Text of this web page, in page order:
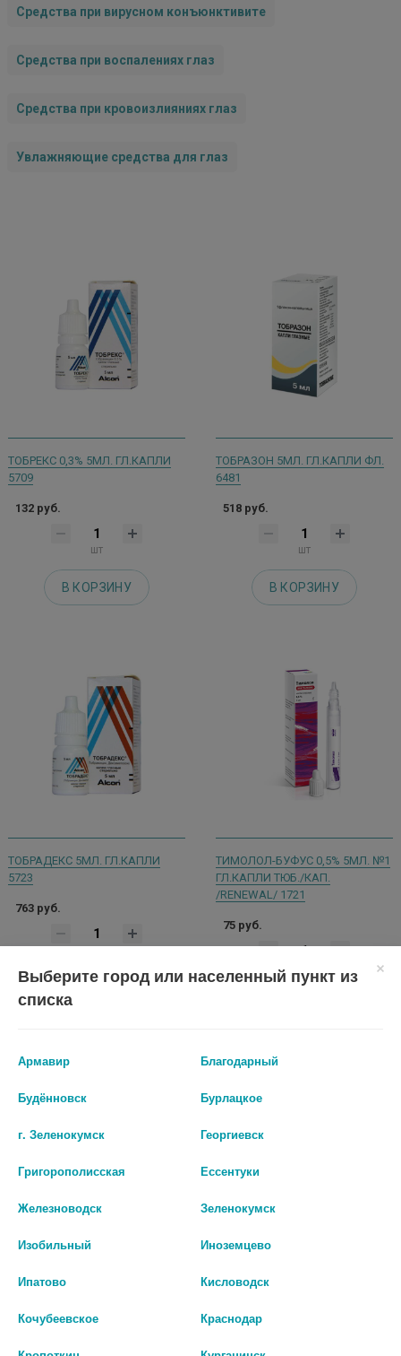
Средства при вирусном конъюнктивите
Средства при воспалениях глаз
Средства при кровоизлияниях глаз
Увлажняющие средства для глаз
ТОБРЕКС 0,3% 5МЛ. ГЛ.КАПЛИ
5709
132 руб.
шт
В КОРЗИНУ
ТОБРАЗОН 5МЛ. ГЛ.КАПЛИ ФЛ.
6481
518 руб.
шт
В КОРЗИНУ
ТОБРАДЕКС 5МЛ. ГЛ.КАПЛИ
5723
763 руб.
шт
В КОРЗИНУ
ТИМОЛОЛ-БУФУС 0,5% 5МЛ. №1
ГЛ.КАПЛИ ТЮБ./КАП.
/RENEWAL/ 1721
75 руб.
ТЕТРАЦИКЛИНОВАЯ 1% 3Г.
53 руб.
ТАУФОН 4% 10МЛ. ГЛ.КАПЛИ
Выберите город или населенный пункт из
списка
Армавир Благодарный
Будённовск Бурлацкое
г. Зеленокумск Георгиевск
Григорополисская Ессентуки
Железноводск Зеленокумск
Изобильный Иноземцево
Ипатово Кисловодск
Кочубеевское Краснодар